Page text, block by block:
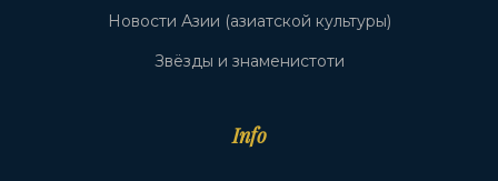
Новости Азии (азиатской культуры)
Звёзды и знаменистоти
Info